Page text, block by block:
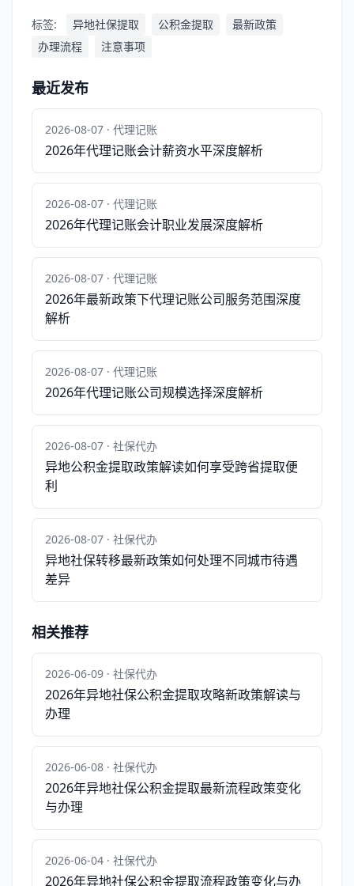
标签: 异地社保提取 公积金提取
最新政策
办理流程
注意事项
最近发布
2026-08-07 · 代理记账
2026年代理记账会计薪资水平深度解析
2026-08-07 · 代理记账
2026年代理记账会计职业发展深度解析
2026-08-07 · 代理记账
2026年最新政策下代理记账公司服务范围深度
解析
2026-08-07 · 代理记账
2026年代理记账公司规模选择深度解析
2026-08-07 · 社保代办
异地公积金提取政策解读如何享受跨省提取便
利
2026-08-07 · 社保代办
异地社保转移最新政策如何处理不同城市待遇
差异
相关推荐
2026-06-09 · 社保代办
2026年异地社保公积金提取攻略新政策解读与
办理
2026-06-08 · 社保代办
2026年异地社保公积金提取最新流程政策变化
与办理
2026-06-04 · 社保代办
2026年异地社保公积金提取流程政策变化与办